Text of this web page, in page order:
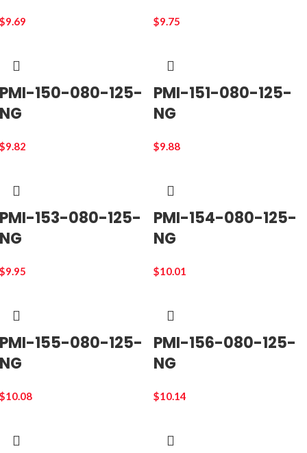
$9.69 $9.75
PMI-150-080-125-
NG
$9.82
PMI-151-080-125-
NG
$9.88
PMI-153-080-125-
NG
$9.95
PMI-154-080-125-
NG
$10.01
PMI-155-080-125-
NG
$10.08
PMI-156-080-125-
NG
$10.14